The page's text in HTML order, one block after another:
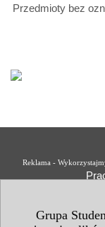
Grupa
Przedmioty bez
Reklama -